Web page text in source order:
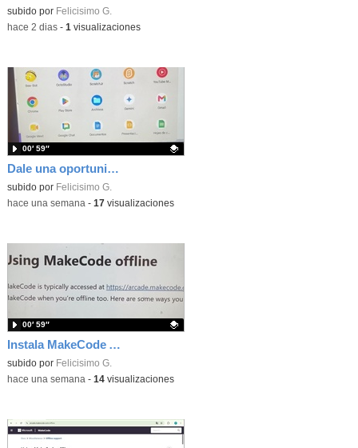
Contenido educativo.
subido por Felicisimo G.
-hace 2 dias- 1 visualizaciones
Dale una oportunidad a los Chromebooks y utiliza un proyector para realizar talleres si no tienes pantallas táctiles
Contenido educativo.
subido por Felicisimo G.
00′ 59″
-hace una semana - 17 visualizaciones
Instala MakeCode Arcade para trabajar offline en tu tablet, ordenador, Chromebook
Contenido educativo.
subido por Felicisimo G.
00′ 59″
-hace una semana - 14visualizaciones